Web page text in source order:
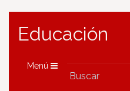
Educación
Menú